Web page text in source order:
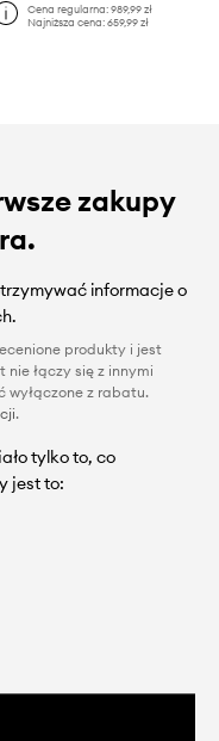
Cena regularna: 989,99 zł
Najniższa cena: 659,99 zł
zakupy
informacje o
produkty i jest
nie łączy się z innymi
wyłączone z rabatu.
.
tylko to, co
jest to: